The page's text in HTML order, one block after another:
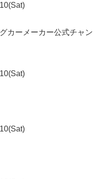
カーメーカー公式チャン